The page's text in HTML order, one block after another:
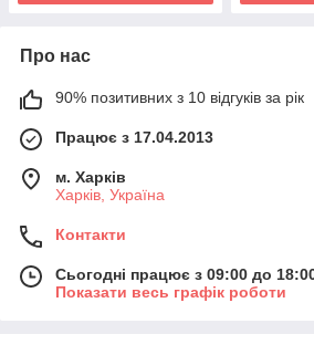
Про нас
90% позитивних з 10 відгуків за рік
Працює з 17.04.2013
м. Харків
Харків, Україна
Контакти
Сьогодні працює з 09:00 до
Показати весь графік роботи